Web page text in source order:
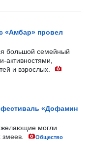
«Амбар» провел
большой семейный
активностями,
и взрослых.
«Дофамин
могли
Общество